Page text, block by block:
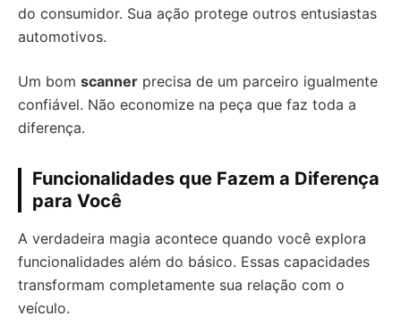
do consumidor. Sua ação protege outros entusiastas
automotivos.
Um bom scanner precisa de um parceiro igualmente
confiável. Não economize na peça que faz toda a
diferença.
Funcionalidades que Fazem a Diferença
para Você
A verdadeira magia acontece quando você explora
funcionalidades além do básico. Essas capacidades
transformam completamente sua relação com o
veículo.